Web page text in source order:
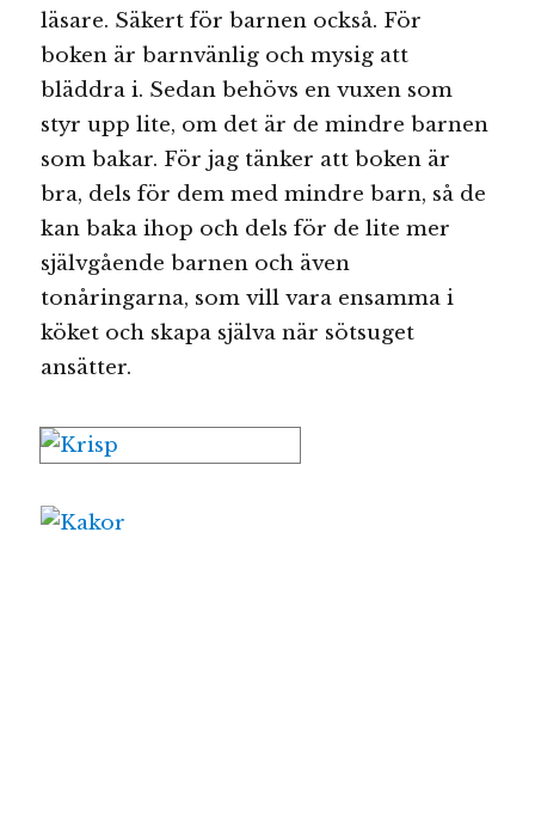
läsare. Säkert för barnen också. För
boken är barnvänlig och mysig att
bläddra i. Sedan behövs en vuxen som
styr upp lite, om det är de mindre barnen
som bakar. För jag tänker att boken är
bra, dels för dem med mindre barn, så de
kan baka ihop och dels för de lite mer
självgående barnen och även
tonåringarna, som vill vara ensamma i
köket och skapa själva när sötsuget
ansätter.